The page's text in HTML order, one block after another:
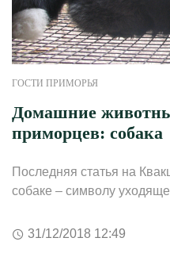
ГОСТИ ПРИМОРЬЯ
Домашние
приморцев: собака
Последняя статья на
собаке – символу
31/12/2018 12:49